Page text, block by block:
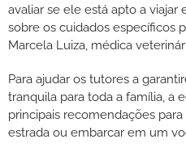
avaliar se ele está apto a viajar
sobre os cuidados específicos
Marcela Luiza, médica
Para ajudar os tutores a
tranquila para toda a família, a
principais recomendações
estrada ou embarcar em um